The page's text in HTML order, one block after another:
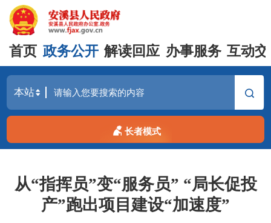
首页 政务公开 解读回应 办事服务 互动
长者模式
从“指挥员”变“服务员” “局长促投
产”跑出项目建设“加速度”